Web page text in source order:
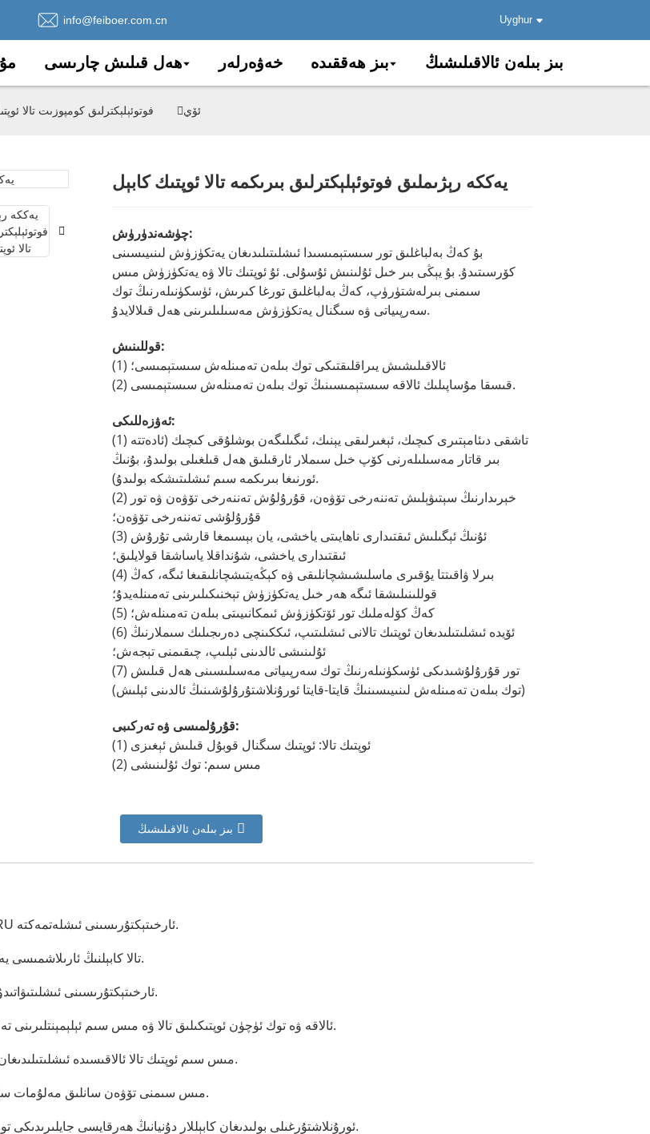
info@feiboer.com.cn Uyghur
ھەل قىلىش چارىسى خەۋەرلەر بىز ھەققىدە بىز بىلەن ئالاقىلىشىڭ
ئۆي فوتوئېلېكترلىق كومپوزىت تالا
Loading...
Loading...
يەككە رېژىملىق فوتوئېلېكترلىق بىرىكمە تالا ئوپتىك كابېل
چۈشەندۈرۈش:
بۇ كەڭ بەلباغلىق تور سىستېمىسىدا ئىشلىتىلىدىغان يەتكۈزۈش لىنىيىسىنى
كۆرسىتىدۇ. بۇ يېڭى بىر خىل ئۇلىنىش ئۇسۇلى. ئۇ ئوپتىك تالا ۋە يەتكۈزۈش مىس
سىمنى بىرلەشتۈرۈپ، كەڭ بەلباغلىق تورغا كىرىش، ئۈسكۈنىلەرنىڭ توك
سەرپىياتى ۋە سىگنال يەتكۈزۈش مەسىلىلىرىنى ھەل قىلالايدۇ.
قوللىنىش:
(1) ئالاقىلىشىش يىراقلىقتىكى توك بىلەن تەمىنلەش سىستېمىسى؛
(2) قىسقا مۇساپىلىك ئالاقە سىستېمىسىنىڭ توك بىلەن تەمىنلەش سىستېمىسى.
ئەۋزەللىكى:
(1) تاشقى دىئامېتىرى كىچىك، ئېغىرلىقى يېنىك، ئىگىلىگەن بوشلۇقى كىچىك (ئادەتتە
بىر قاتار مەسىلىلەرنى كۆپ خىل سىملار ئارقىلىق ھەل قىلغىلى بولىدۇ، بۇنىڭ
ئورنىغا بىرىكمە سىم ئىشلىتىشكە بولىدۇ).
(2) خېرىدارنىڭ سېتىۋېلىش تەننەرخى تۆۋەن، قۇرۇلۇش تەننەرخى تۆۋەن ۋە تور
قۇرۇلۇشى تەننەرخى تۆۋەن؛
(3) ئۇنىڭ ئېگىلىش ئىقتىدارى ناھايىتى ياخشى، يان بېسىمغا قارشى تۇرۇش
ئىقتىدارى ياخشى، شۇنداقلا ياساشقا قولايلىق؛
(4) بىرلا ۋاقىتتا يۇقىرى ماسلىشىشچانلىقى ۋە كېڭەيتىشچانلىقىغا ئىگە، كەڭ
قوللىنىلىشقا ئىگە ھەر خىل يەتكۈزۈش تېخنىكىلىرىنى تەمىنلەيدۇ؛
(5) كەڭ كۆلەملىك تور ئۆتكۈزۈش ئىمكانىيىتى بىلەن تەمىنلەش؛
(6) ئۆيدە ئىشلىتىلىدىغان ئوپتىك تالانى ئىشلىتىپ، ئىككىنچى دەرىجىلىك سىملارنىڭ
ئۇلىنىشى ئالدىنى ئېلىپ، چىقىمنى تېجەش؛
(7) تور قۇرۇلۇشىدىكى ئۈسكۈنىلەرنىڭ توك سەرپىياتى مەسىلىسىنى ھەل قىلىش
(توك بىلەن تەمىنلەش لىنىيىسىنىڭ قايتا-قايتا ئورۇنلاشتۇرۇلۇشىنىڭ ئالدىنى ئېلىش)
قۇرۇلمىسى ۋە تەركىبى:
(1) ئوپتىك تالا: ئوپتىك سىگنال قوبۇل قىلىش ئېغىزى
(2) مىس سىم: توك ئۇلىنىشى
بىز بىلەن ئالاقىلىشىڭ
كۆچمە ئالاقە شىركىتى RRU نى ئۆلچەملەشتۈرۈش ئۈچۈن RRU ئارخىتېكتۇرىسىنى ئىشلەتمەكتە.
1. تالا كابېلنىڭ ئارىلاشمىسى يەككە ۋە ئېلېكترلىك يەككە يەتكۈزۈش ئېھتىياجىغا ماس كېلىدۇ.
2. يانفون شىركىتى RRU نى ئۆلچەملەشتۈرۈش ئۈچۈن RRU ئارخىتېكتۇرىسىنى ئىشلىتىۋاتىدۇ.
3. ئالاقە ۋە توك ئۈچۈن ئوپتىكىلىق تالا ۋە مىس سىم ئېلېمېنتلىرىنى تەلەپ قىلىدىغان سىرتقى قوللىنىشچان ساھەلەردە ئىشلىتىلىدۇ.
4. مىس سىم ئوپتىك تالا ئالاقىسىدە ئىشلىتىلىدىغان يىراقتىن ئېلېكترون ئۈسكۈنىلىرىنى توك بىلەن تەمىنلىيەلەيدۇ.
5. مىس سىمنى تۆۋەن سانلىق مەلۇمات سۈرئىتىدە سانلىق مەلۇمات يەتكۈزۈشكىمۇ ئىشلىتىشكە بولىدۇ.
6. ئورۇنلاشتۇرغىلى بولىدىغان كابېللار دۇنيانىڭ ھەرقايسى جايلىرىدىكى تور ۋە شەخسىي تارقىتىش پروگراممىلىرىدا ئىشلىتىلىپ كەلدى.